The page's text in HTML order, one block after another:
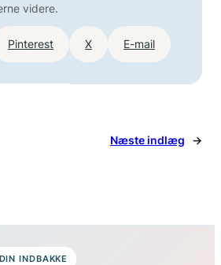
videre.
Pinterest X E-mail
Næste indlæg →
INDBAKKE